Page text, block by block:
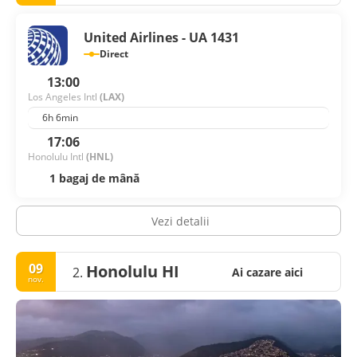
United Airlines - UA 1431
Direct
13:00
Los Angeles Intl (LAX)
6h 6min
17:06
Honolulu Intl (HNL)
1 bagaj de mână
Vezi detalii
09
nov. 2. Honolulu HI Ai cazare aici